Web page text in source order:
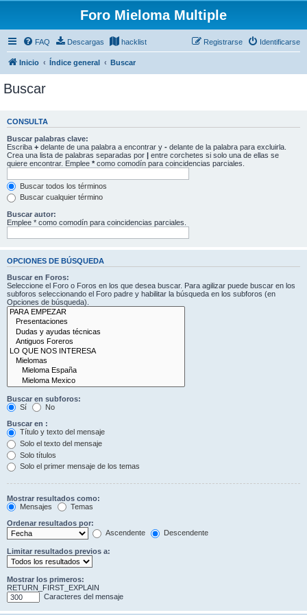
Foro Mieloma Multiple
FAQ Descargas hacklist Identificarse
Registrarse
Inicio Índice general Buscar
Buscar
CONSULTA
Buscar palabras clave:
Escriba + delante de una palabra a encontrar y - delante de la palabra para excluirla.
Crea una lista de palabras separadas por | entre corchetes si solo una de ellas se
quiere encontrar. Emplee * como comodín para coincidencias parciales.
Buscar todos los términos
Buscar cualquier término
Buscar autor:
Emplee * como comodín para coincidencias parciales.
OPCIONES DE BÚSQUEDA
Buscar en Foros:
Seleccione el Foro o Foros en los que desea buscar. Para agilizar puede buscar en los
subforos seleccionando el Foro padre y habilitar la búsqueda en los subforos (en
Opciones de búsqueda).
Buscar en subforos:
Sí
No
Buscar en :
Título y texto del mensaje
Solo el texto del mensaje
Solo títulos
Solo el primer mensaje de los temas
Mostrar resultados como:
Mensajes
Temas
Ordenar resultados por:
Ascendente
Descendente
Limitar resultados previos a:
Mostrar los primeros:
RETURN_FIRST_EXPLAIN
Caracteres del mensaje